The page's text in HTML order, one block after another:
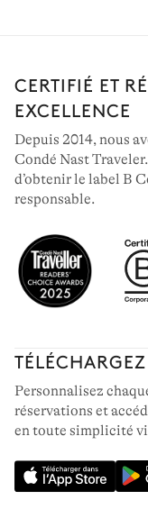
CERTIFIÉ ET
EXCELLENCE
Depuis 2014, nous
Condé Nast
d’obtenir le label B
responsable.
Personnalisez
réservations et
en toute simplicité